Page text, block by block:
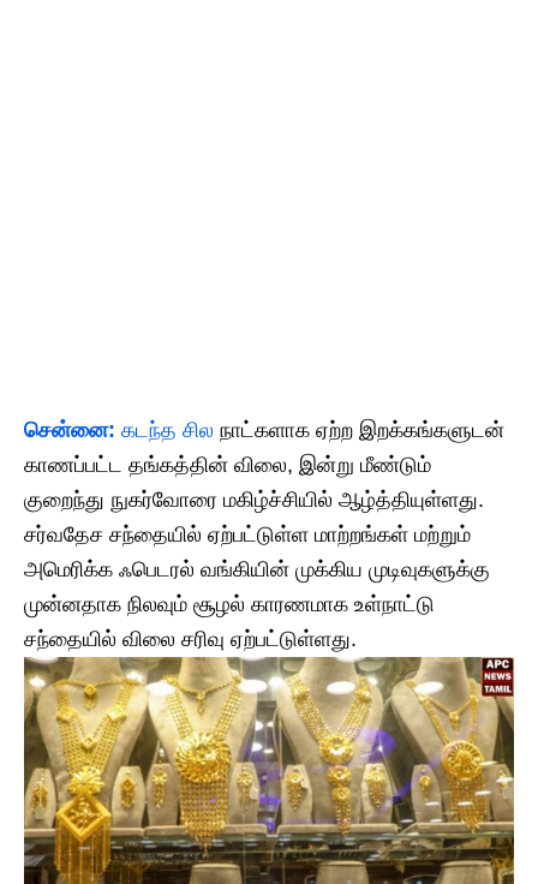
சென்னை: கடந்த சில நாட்களாக ஏற்ற இறக்கங்களுடன்
காணப்பட்ட தங்கத்தின் விலை, இன்று மீண்டும்
குறைந்து நுகர்வோரை மகிழ்ச்சியில் ஆழ்த்தியுள்ளது.
சர்வதேச சந்தையில் ஏற்பட்டுள்ள மாற்றங்கள் மற்றும்
அமெரிக்க ஃபெடரல் வங்கியின் முக்கிய முடிவுகளுக்கு
முன்னதாக நிலவும் சூழல் காரணமாக உள்நாட்டு
சந்தையில் விலை சரிவு ஏற்பட்டுள்ளது.